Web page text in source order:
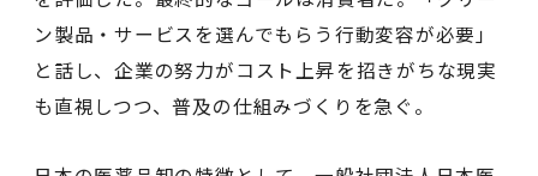
ン製品・サービスを選んでもらう行動変容が必要」
と話し、企業の努力がコスト上昇を招きがちな現実
も直視しつつ、普及の仕組みづくりを急ぐ。